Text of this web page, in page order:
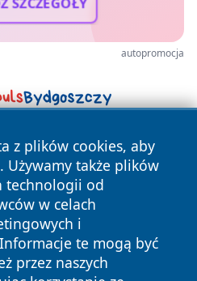
autopromocja
z plików cookies, aby
Używamy także plików
technologii od
w celach
i
te mogą być
przez naszych
Wszystkie prawa